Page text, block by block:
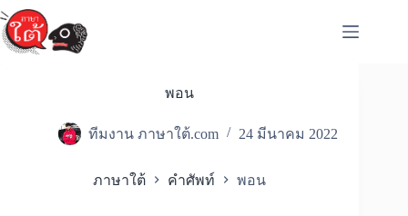
Skip
to
content
พอน
ทีมงาน ภาษาใต้.com 24 มีนาคม 2022
ภาษาใต้ คำศัพท์ พอน